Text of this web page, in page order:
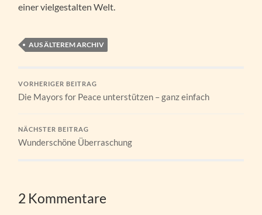
einer vielgestalten Welt.
AUS ÄLTEREM ARCHIV
VORHERIGER BEITRAG
Die Mayors for Peace unterstützen – ganz einfach
NÄCHSTER BEITRAG
Wunderschöne Überraschung
2 Kommentare